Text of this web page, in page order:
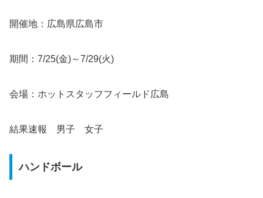
開催地：広島県広島市
期間：7/25(金)～7/29(火)
会場：ホットスタッフフィールド広島
結果速報 男子 女子
ハンドボール